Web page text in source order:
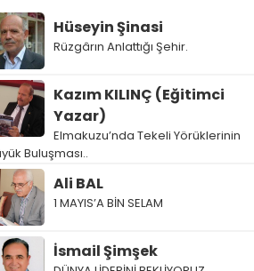
Hüseyin Şinasi
Rüzgârın Anlattığı Şehir.
Kazım KILINÇ (Eğitimci
Yazar)
Elmakuzu’nda Tekeli Yörüklerinin
Buluşması..
Ali BAL
1 MAYIS’A BİN SELAM
İsmail Şimşek